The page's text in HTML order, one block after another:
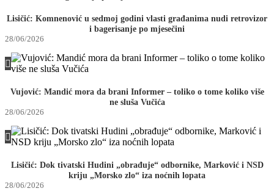
Lisičić: Komnenović u sedmoj godini vlasti građanima nudi retrovizor
i bagerisanje po mjesečini
28/06/2026
Vujović: Mandić mora da brani Informer – toliko o tome koliko više
ne sluša Vučića
28/06/2026
Lisičić: Dok tivatski Hudini „obrađuje“ odbornike, Marković i NSD
kriju „Morsko zlo“ iza noćnih lopata
28/06/2026